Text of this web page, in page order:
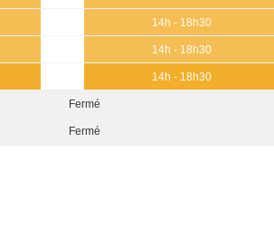
14h - 18h30
14h - 18h30
14h - 18h30
Fermé
Fermé